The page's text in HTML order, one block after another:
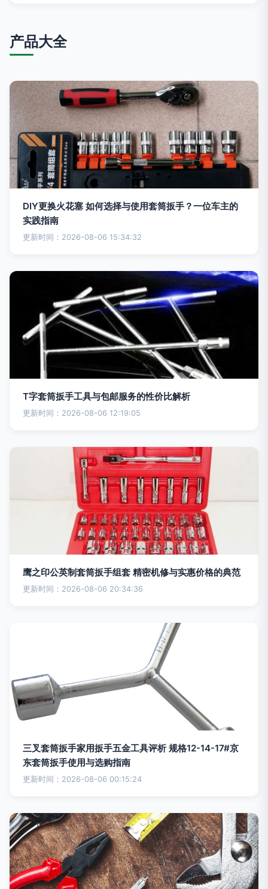
产品大全
DIY更换火花塞 如何选择与使用套筒扳手？一位车主的
实践指南
更新时间：2026-08-06 15:34:32
T字套筒扳手工具与包邮服务的性价比解析
更新时间：2026-08-06 12:19:05
鹰之印公英制套筒扳手组套 精密机修与实惠价格的典范
更新时间：2026-08-06 20:34:36
三叉套筒扳手家用扳手五金工具评析 规格12-14-17#京
东套筒扳手使用与选购指南
更新时间：2026-08-06 00:15:24